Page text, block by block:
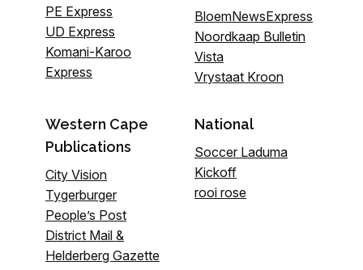
PE Express
UD Express
Komani-Karoo
Express
BloemNewsExpress
Noordkaap Bulletin
Vista
Vrystaat Kroon
Western Cape
Publications
City Vision
Tygerburger
People’s Post
District Mail &
Helderberg Gazette
National
Soccer Laduma
Kickoff
rooi rose